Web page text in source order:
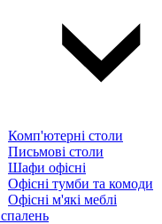
Комп'ютерні столи
Письмові столи
Шафи офісні
Офісні тумби та комоди
Офісні м'які меблі